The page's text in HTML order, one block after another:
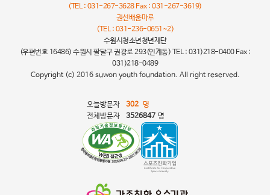
(TEL : 031-267-3628 Fax : 031-267-3619)
권선배움마루
(TEL : 031-236-0651~2)
수원시청소년청년재단
(우편번호 16486) 수원시 팔달구 권광로 293(인계동) TEL : 031)218-0400 Fax :
031)218-0489
Copyright (c) 2016 suwon youth foundation. All right reserved.
오늘방문자 302 명
전체방문자
3526847 명